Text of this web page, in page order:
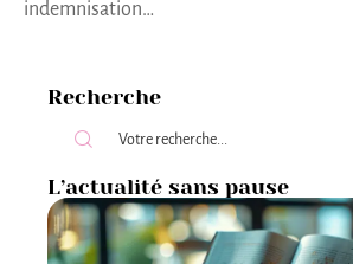
indemnisation…
Recherche
L’actualité sans pause